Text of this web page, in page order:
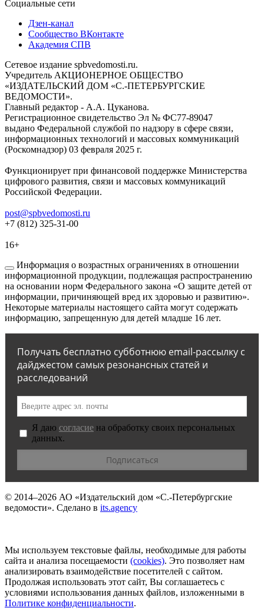
Социальные сети
Дзен-канал
Сообщество ВКонтакте
Академия СПВ
Сетевое издание spbvedomosti.ru.
Учредитель АКЦИОНЕРНОЕ ОБЩЕСТВО
«ИЗДАТЕЛЬСКИЙ ДОМ «С.-ПЕТЕРБУРГСКИЕ
ВЕДОМОСТИ».
Главный редактор - А.А. Цуканова.
Регистрационное свидетельство Эл № ФС77-89047
выдано Федеральной службой по надзору в сфере связи,
информационных технологий и массовых коммуникаций
(Роскомнадзор) 03 февраля 2025 г.
Функционирует при финансовой поддержке Министерства
цифрового развития, связи и массовых коммуникаций
Российской Федерации.
post@spbvedomosti.ru
+7 (812) 325-31-00
16+
Информация о возрастных ограничениях в отношении
информационной продукции, подлежащая распространению
на основании норм Федерального закона «О защите детей от
информации, причиняющей вред их здоровью и развитию».
Некоторые материалы настоящего сайта могут содержать
информацию, запрещенную для детей младше 16 лет.
Получать бесплатно субботнюю email-рассылку с
дайджестом самых резонансных статей и
расследований
Я даю согласие на обработку своих персональных
данных.
© 2014–2026 АО «Издательский дом «С.-Петербургские
ведомости». Сделано в its.agency
Мы используем текстовые файлы, необходимые для работы
сайта и анализа посещаемости (сookies). Это позволяет нам
анализировать взаимодействие посетителей с сайтом.
Продолжая использовать этот сайт, Вы соглашаетесь с
условиями использования данных файлов, изложенными в
Политике конфиденциальности.